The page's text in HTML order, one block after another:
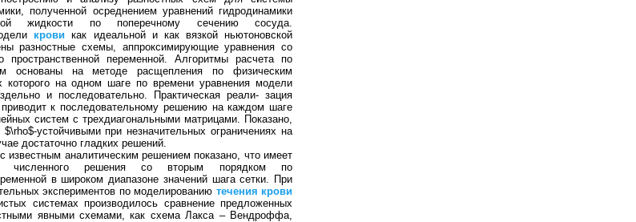
полученной осреднением уравнений гидродинамики
жидкости по поперечному сечению сосуда.
крови как идеальной и как вязкой ньютоновской
разностные схемы, аппроксимирующие уравнения со
переменной. Алгоритмы расчета по
основаны на методе расщепления по физическим
которого на одном шаге по времени уравнения модели
и последовательно. Практическая реали- зация
к последовательному решению на каждом шаге
систем с трехдиагональными матрицами. Показано,
устойчивыми при незначительных ограничениях на
достаточно гладких решений.
известным аналитическим решением показано, что имеет
численного решения со вторым порядком по
в широком диапазоне значений шага сетки. При
экспериментов по моделированию течения крови
системах производилось сравнение предложенных
явными схемами, как схема Лакса – Вендроффа,